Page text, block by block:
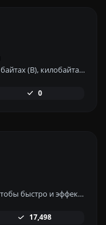
Рассчитайте размер любого текста в байтах (B), килобайтах (KB) или мегабайтах (MB) с помощью нашего инструмента калькулятора размера текста.
0
Используйте наш инструмент ping, чтобы быстро и эффективно проверить статус и время отклика любого веб-сайта, сервера или порта.
17,498